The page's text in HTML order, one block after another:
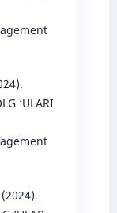
‘ULARI